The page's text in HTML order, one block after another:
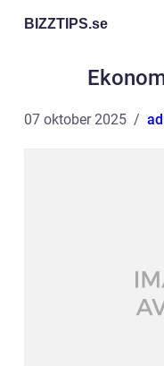
BIZZTIPS.se
07 oktober 2025